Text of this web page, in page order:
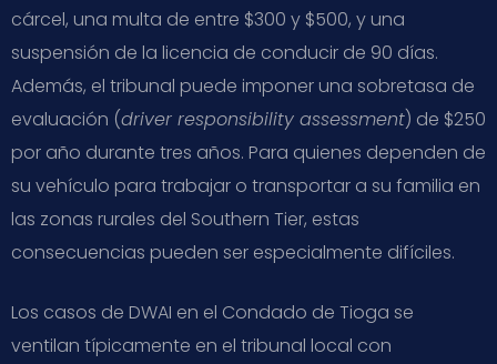
cárcel, una multa de entre $300 y $500, y una
suspensión de la licencia de conducir de 90 días.
Además, el tribunal puede imponer una sobretasa de
evaluación (driver responsibility assessment) de $250
por año durante tres años. Para quienes dependen de
su vehículo para trabajar o transportar a su familia en
las zonas rurales del Southern Tier, estas
consecuencias pueden ser especialmente difíciles.
Los casos de DWAI en el Condado de Tioga se
ventilan típicamente en el tribunal local con